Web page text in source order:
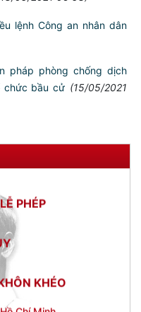
7 mô hình phong trào
05/2021 06:53)
lệnh Công an nhân dân
pháp phòng chống dịch
bầu cử
MỆNH LÀ:
CHÍNH
ĐỠ
THÀNH